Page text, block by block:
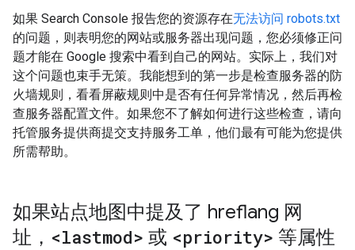
如果 Search Console 报告您的资源存在无法访问 robots.txt
的问题，则表明您的网站或服务器出现问题，您必须修正问
题才能在 Google 搜索中看到自己的网站。实际上，我们对
这个问题也束手无策。我能想到的第一步是检查服务器的防
火墙规则，看看屏蔽规则中是否有任何异常情况，然后再检
查服务器配置文件。如果您不了解如何进行这些检查，请向
托管服务提供商提交支持服务工单，他们最有可能为您提供
所需帮助。
如果站点地图中提及了 hreflang 网
址， <lastmod> 或 <priority> 等属性